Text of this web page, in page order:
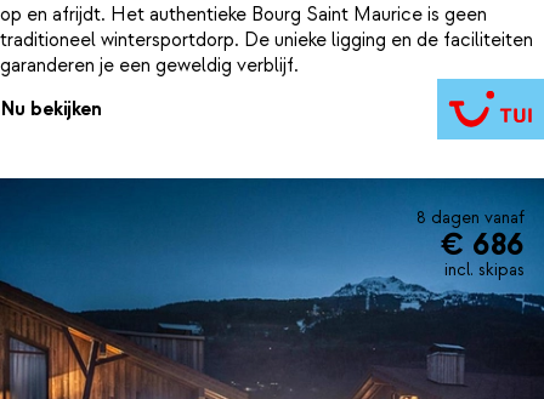
op en afrijdt. Het authentieke Bourg Saint Maurice is geen
traditioneel wintersportdorp. De unieke ligging en de faciliteiten
garanderen je een geweldig verblijf.
Nu bekijken
8 dagen vanaf
€ 686
incl. skipas